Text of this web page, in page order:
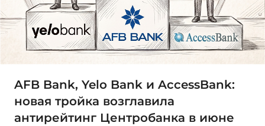
AFB Bank, Yelo Bank и AccessBank:
новая тройка возглавила
антирейтинг Центробанка в июне